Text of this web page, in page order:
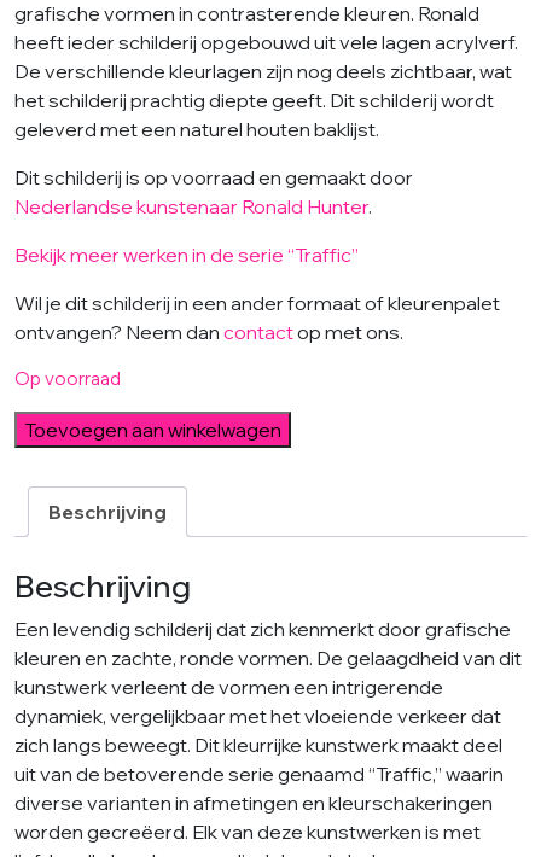
grafische vormen in contrasterende kleuren. Ronald
heeft ieder schilderij opgebouwd uit vele lagen acrylverf.
De verschillende kleurlagen zijn nog deels zichtbaar, wat
het schilderij prachtig diepte geeft. Dit schilderij wordt
geleverd met een naturel houten baklijst.
Dit schilderij is op voorraad en gemaakt door
Nederlandse kunstenaar Ronald Hunter.
Bekijk meer werken in de serie “Traffic”
Wil je dit schilderij in een ander formaat of kleurenpalet
ontvangen? Neem dan contactop met ons.
Op voorraad
Traffic
Pink
Square
aantal
Toevoegen aan winkelwagen
Beschrijving
Beschrijving
Een levendig schilderij dat zich kenmerkt door grafische
kleuren en zachte, ronde vormen. De gelaagdheid van dit
kunstwerk verleent de vormen een intrigerende
dynamiek, vergelijkbaar met het vloeiende verkeer dat
zich langs beweegt. Dit kleurrijke kunstwerk maakt deel
uit van de betoverende serie genaamd “Traffic,” waarin
diverse varianten in afmetingen en kleurschakeringen
worden gecreëerd. Elk van deze kunstwerken is met